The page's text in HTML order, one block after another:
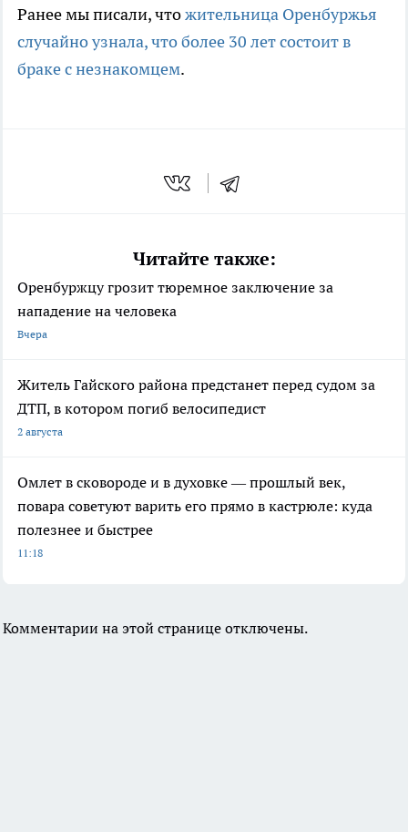
Ранее мы писали, чтожительница Оренбуржья
случайно узнала, что более 30 лет состоит в
браке с незнакомцем.
Читайте также:
Оренбуржцу грозит тюремное заключение за
нападение на человека
Вчера
Житель Гайского района предстанет перед судом за
ДТП, в котором погиб велосипедист
2 августа
Омлет в сковороде и в духовке — прошлый век,
повара советуют варить его прямо в кастрюле: куда
полезнее и быстрее
11:18
Комментарии на этой странице отключены.